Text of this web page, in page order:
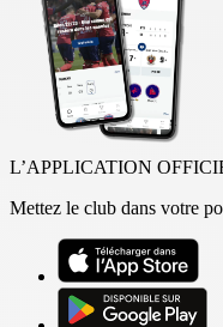
L’APPLICATION
Mettez le club dans votre